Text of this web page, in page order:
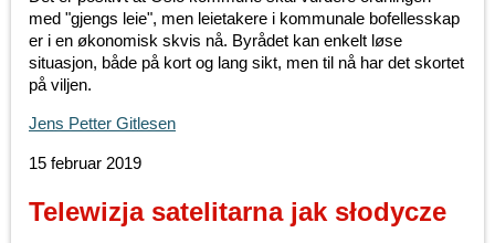
med "gjengs leie", men leietakere i kommunale bofellesskap
er i en økonomisk skvis nå. Byrådet kan enkelt løse
situasjon, både på kort og lang sikt, men til nå har det skortet
på viljen.
Jens Petter Gitlesen
15 februar 2019
Telewizja satelitarna jak słodycze